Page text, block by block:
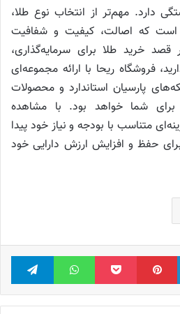
دارد. مهم‌تر از انتخاب نوع طلا،
است که اصالت، کیفیت و شفافیت
قصد خرید طلا برای سرمایه‌گذاری،
فروشگاه ریحا با ارائه مجموعه‌ای
پارسیان استاندارد و محصولات
برای شما خواهد بود. با مشاهده
متناسب با بودجه و نیاز خود پیدا
حفظ و افزایش ارزش دارایی خود
لینکدین ‫پین‌ترست پاکت واتس آپ